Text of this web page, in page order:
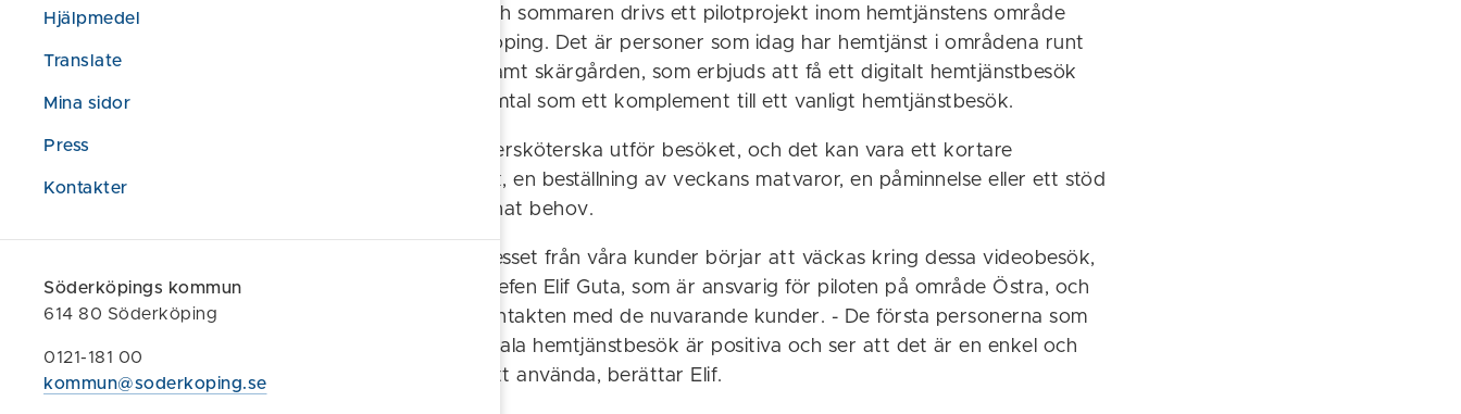
Hjälpmedel
Translate
Mina sidor
Press
Kontakter
Söderköpings kommun
614 80 Söderköping
0121-181 00
kommun@soderkoping.se
Under våren och sommaren drivs ett pilotprojekt inom hemtjänstens område
Östra i Söderköping. Det är personer som idag har hemtjänst i områdena runt
Husby backe samt skärgården, som erbjuds att få ett digitalt hemtjänstbesök
via ett videosamtal som ett komplement till ett vanligt hemtjänstbesök.
En erfaren undersköterska utför besöket, och det kan vara ett kortare
trygghetsbesök, en beställning av veckans matvaror, en påminnelse eller ett stöd
kring något annat behov.
- Vi ser att intresset från våra kunder börjar att väckas kring dessa videobesök,
säger enhetschefen Elif Guta, som är ansvarig för piloten på område Östra, och
är delaktig i kontakten med de nuvarande kunder. - De första personerna som
har provat digitala hemtjänstbesök är positiva och ser att det är en enkel och
smidig teknik att använda, berättar Elif.